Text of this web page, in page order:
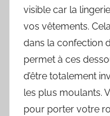
visible car la
vos vêtements.
dans la confection
permet à ces
d’être totalement
les plus moulants.
pour porter votre